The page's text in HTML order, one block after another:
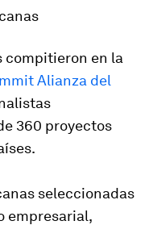
compitieron en la
Alianza del
360 proyectos
seleccionadas
empresarial,